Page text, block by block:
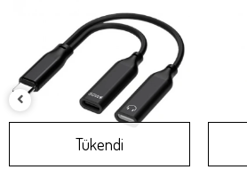
Tükendi